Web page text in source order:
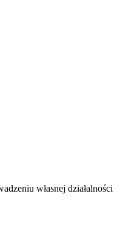
własnej działalności